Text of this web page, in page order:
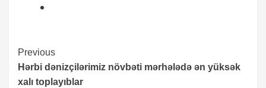
Continue
Reading
Previous
Hərbi dənizçilərimiz növbəti mərhələdə ən yüksək
xalı toplayıblar